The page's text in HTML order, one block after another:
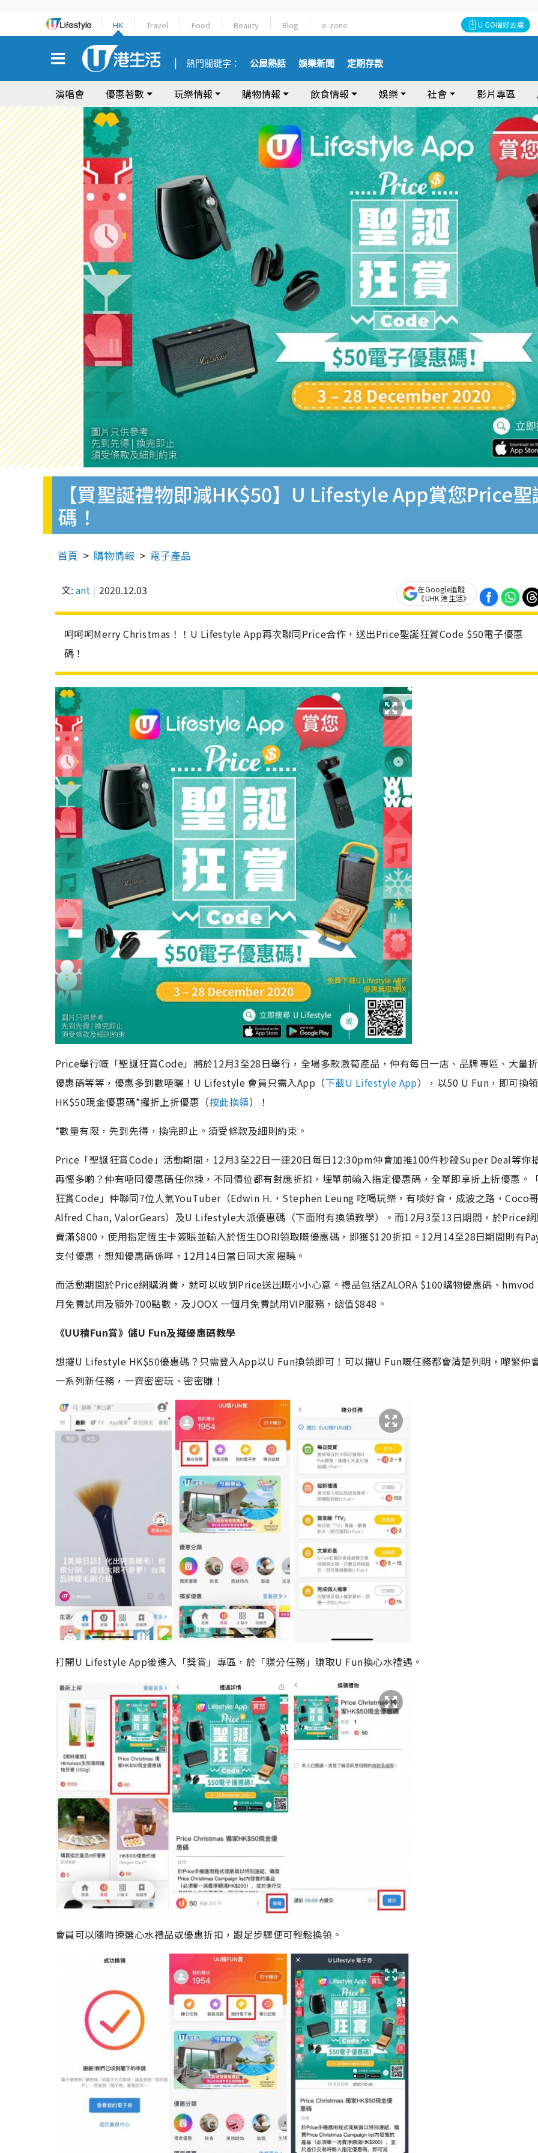
HK Travel Food Beauty Blog e-zone U GO搵好去處
熱門關鍵字： 公屋熱話 娛樂新聞 定期存款
演唱會 優惠著數 玩樂情報 購物情報 飲食情報 娛樂 社會 影片專區
【買聖誕禮物即減HK$50】U Lifestyle App賞您Price
碼！
首頁 購物情報 電子產品
文: ant 2020.12.03
在Google追蹤
《UHK 港生活》
呵呵呵Merry Christmas！！U Lifestyle App再次聯同Price合作，送出Price聖誕狂賞Code $50電子優惠
碼！
Price舉行嘅「聖誕狂賞Code」將於12月3至28日舉行，全場多款激筍產品，仲有每日一店、品牌專區、大量
優惠碼等等，優惠多到數唔曬！U Lifestyle 會員只需入App（下載U Lifestyle App），以50 U Fun，即可換領
HK$50現金優惠碼*攞折上折優惠（按此換領）！
*數量有限，先到先得，換完即止。須受條款及細則約束。
Price「聖誕狂賞Code」活動期間，12月3至22日一連20日每日12:30pm仲會加推100件秒殺Super Deal等你
再慳多啲？仲有唔同優惠碼任你揀，不同價位都有對應折扣，埋單前輸入指定優惠碼，全單即享折上折優惠。
狂賞Code」仲聯同7位人氣YouTuber（Edwin H.，Stephen Leung 吃喝玩樂，有啖好食，成波之路，Coco
Alfred Chan, ValorGears）及U Lifestyle大派優惠碼（下面附有換領教學）。而12月3至13日期間，於Price
費滿$800，使用指定恆生卡簽賬並輸入於恆生DORI領取嘅優惠碼，即獲$120折扣。12月14至28日期間則有
支付優惠，想知優惠碼係咩，12月14日當日同大家揭曉。
而活動期間於Price網購消費，就可以收到Price送出嘅小小心意。禮品包括ZALORA $100購物優惠碼、hmvod
月免費試用及額外700點數，及JOOX 一個月免費試用VIP服務，總值$848。
《UU積Fun賞》儲U Fun及攞優惠碼教學
想攞U Lifestyle HK$50優惠碼？只需登入App以U Fun換領即可！可以攞U Fun嘅任務都會清楚列明，嚟緊仲
一系列新任務，一齊密密玩、密密賺！
打開U Lifestyle App後進入「獎賞」專區，於「賺分任務」賺取U Fun換心水禮遇。
會員可以隨時揀選心水禮品或優惠折扣，跟足步驟便可輕鬆換領。